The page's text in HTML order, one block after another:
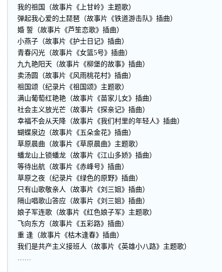
我的祖国（故事片《上甘岭》主题歌）
弹起我心爱的土琵琶（故事片《铁道游击队》插曲）
婚 誓（故事片《芦笙恋歌》插曲）
小燕子（故事片《护士日记》插曲）
青春闪光（故事片《女篮5号》插曲）
九九艳阳天（故事片《柳堡的故事》插曲）
卖汤圆（故事片《风雨桃花村》插曲）
祖国颂（纪录片《祖国颂》主题歌）
满山葡萄红艳艳（故事片《苗家儿女》插曲）
社会主义放光芒（故事片《探亲记》插曲）
幸福不会从天降（故事片《我们村里的年轻人》插曲）
蝴蝶泉边（故事片《五朵金花》插曲）
草原晨曲（故事片《草原晨曲》主题歌）
蟠龙山上锁蟠龙（故事片《江山多娇》插曲）
等待出航（故事片《赤峰号》插曲）
草原之夜（纪录片《绿色的原野》插曲）
只有山歌敬亲人（故事片《刘三姐》插曲）
隔山唱歌山答应（故事片《刘三姐》插曲）
娘子军连歌（故事片《红色娘子军》主题歌）
飞向东方（故事片《五彩路》插曲）
重 逢（故事片《枯木逢春》插曲）
我们是共产主义接班人（故事片《英雄小八路》主题歌）
……